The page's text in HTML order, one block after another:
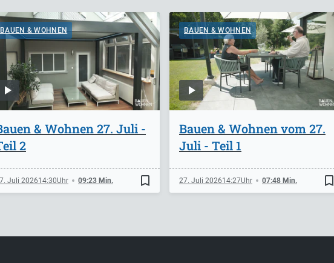
BAUEN & WOHNEN
& Wohnen 27. Juli -
2
Juli 202614:30 09:23 Min. bookmark_border
BAUEN & WOHNEN
Bauen & Wohnen vom 27.
Juli - Teil 1
27. Juli 202614:27 07:48 Min. bookmark_border